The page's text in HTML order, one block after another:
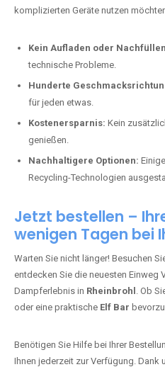
komplizierten Geräte nutzen
Kein Aufladen oder
technische Probleme.
Hunderte
für jeden etwas.
Kostenersparnis: Kein
genießen.
Nachhaltigere Optionen:
Recycling-Technologien
Jetzt bestellen –
wenigen Tagen bei
Warten Sie nicht länger! Besuchen
entdecken Sie die neuesten Einweg
Dampferlebnis in Rheinbrohl . Ob
oder eine praktische Elf Bar
Benötigen Sie Hilfe bei Ihrer
Ihnen jederzeit zur Verfügung. Dank